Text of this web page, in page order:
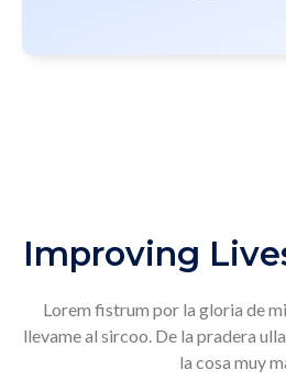
Improving
Lorem fistrum por la gloria de
llevame al sircoo. De la pradera
la cosa muy